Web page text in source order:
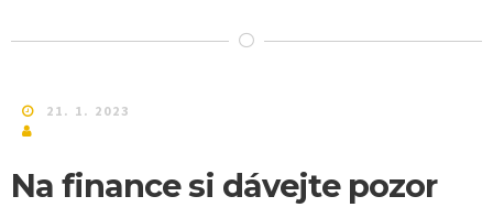
21. 1. 2023
Na finance si dávejte pozor